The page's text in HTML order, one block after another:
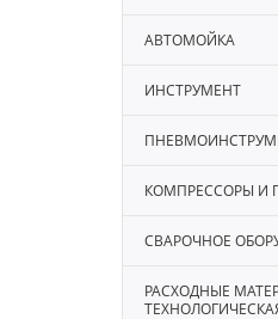
АВТОМОЙКА
ИНСТРУМЕНТ
КОМПРЕССОРЫ И
СВАРОЧНОЕ
РАСХОДНЫЕ